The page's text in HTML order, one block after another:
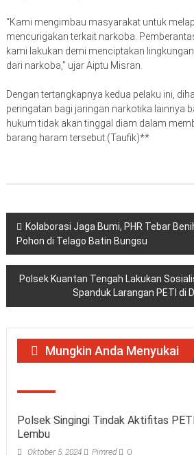
“Kami mengimbau masyarakat untuk
mencurigakan terkait narkoba.
kami lakukan demi menciptakan
dari narkoba,” ujar Aiptu Misran.
Dengan tertangkapnya kedua pelaku ini,
peringatan bagi jaringan narkotika lainnya
hukum tidak akan tinggal diam dalam
barang haram tersebut.(Taufik)**
Navigasi
pos
Kolaborasi Jaga Bumi, PHR Tebar
Pohon di Telago Batin Bungsu
Polsek Kuantan Tengah Lakukan
Spanduk Larangan PETI di
Mungkin Anda Menyukai
Polsek Singingi Tindak Aktifitas
Lembu
Oktober 5, 2024 Pimred 0